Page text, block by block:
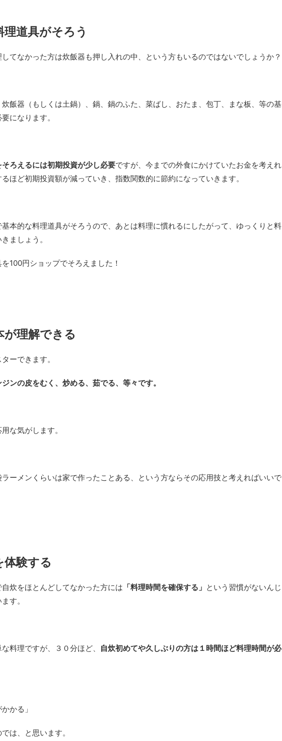
道具がそろう
てなかった方は炊飯器も押し入れの中、という方もいるのではないでしょうか？
飯器（もしくは土鍋）、鍋、鍋のふた、菜ばし、おたま、包丁、まな板、等の基
になります。
ろえるには初期投資が少し必要ですが、今までの外食にかけていたお金を考えれ
ほど初期投資額が減っていき、指数関数的に節約になっていきます。
本的な料理道具がそろうので、あとは料理に慣れるにしたがって、ゆっくりと料
ましょう。
100円ショップでそろえました！
理解できる
ーできます。
ンの皮をむく、炒める、茹でる、等々です。
な気がします。
ーメンくらいは家で作ったことある、という方ならその応用技と考えればいいで
験する
炊をほとんどしてなかった方には 「料理時間を確保する」 という習慣がないんじ
す。
料理ですが、３０分ほど、
自炊初めてや久しぶりの方は１時間ほど料理時間が必
かる」
は、と思います。